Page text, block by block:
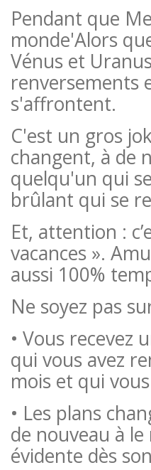
Pendant que
monde'Alors
Vénus et
renversements
s'affrontent.
C'est un gros
changent, à de
quelqu'un qui
brûlant qui se
Et, attention :
vacances ».
aussi 100%
Ne soyez pas
• Vous recevez
qui vous avez
mois et qui
• Les plans
de nouveau à
évidente dès